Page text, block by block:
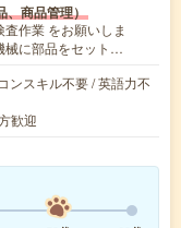
、商品管理）
作業 をお願いしま
械に部品をセット…
ンスキル不要 / 英語力不
歓迎